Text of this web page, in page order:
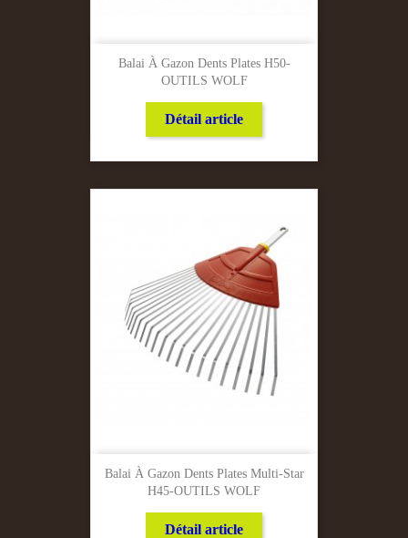
Balai À Gazon Dents Plates H50-
OUTILS WOLF
Détail article
Balai À Gazon Dents Plates Multi-Star
H45-OUTILS WOLF
Détail article